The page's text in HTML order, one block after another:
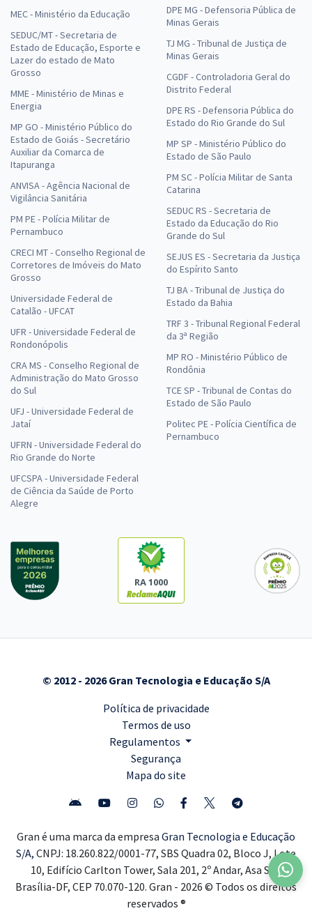
MEC - Ministério da Educação
SEDUC/MT - Secretaria de
Estado de Educação, Esporte e
Lazer do estado de Mato
Grosso
MME - Ministério de Minas e
Energia
MP GO - Ministério Público do
Estado de Goiás - Secretário
Auxiliar da Comarca de
Itapuranga
ANVISA - Agência Nacional de
Vigilância Sanitária
PM PE - Polícia Militar de
Pernambuco
CRECI MT - Conselho Regional de
Corretores de Imóveis do Mato
Grosso
Universidade Federal de
Catalão - UFCAT
UFR - Universidade Federal de
Rondonópolis
CRA MS - Conselho Regional de
Administração do Mato Grosso
do Sul
UFJ - Universidade Federal de
Jataí
UFRN - Universidade Federal do
Rio Grande do Norte
UFCSPA - Universidade Federal
de Ciência da Saúde de Porto
Alegre
DPE MG - Defensoria Pública de
Minas Gerais
TJ MG - Tribunal de Justiça de
Minas Gerais
CGDF - Controladoria Geral do
Distrito Federal
DPE RS - Defensoria Pública do
Estado do Rio Grande do Sul
MP SP - Ministério Público do
Estado de São Paulo
PM SC - Polícia Militar de Santa
Catarina
SEDUC RS - Secretaria de
Estado da Educação do Rio
Grande do Sul
SEJUS ES - Secretaria da Justiça
do Espírito Santo
TJ BA - Tribunal de Justiça do
Estado da Bahia
TRF 3 - Tribunal Regional Federal
da 3ª Região
MP RO - Ministério Público de
Rondônia
TCE SP - Tribunal de Contas do
Estado de São Paulo
Politec PE - Polícia Científica de
Pernambuco
RA 1000
© 2012 - 2026 Gran Tecnologia e Educação S/A
Política de privacidade
Termos de uso
Regulamentos
Segurança
Mapa do site
Gran é uma marca da empresa Gran Tecnologia e Educação
S/A, CNPJ: 18.260.822/0001-77, SBS Quadra 02, Bloco J, Lote
10, Edifício Carlton Tower, Sala 201, 2º Andar, Asa Sul,
Brasília-DF, CEP 70.070-120. Gran - 2026 © Todos os direitos
reservados ®